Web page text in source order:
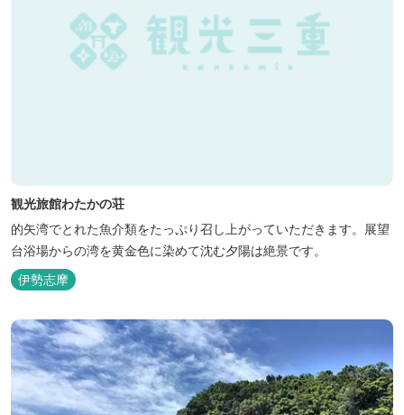
観光旅館わたかの荘
的矢湾でとれた魚介類をたっぷり召し上がっていただきます。展望
台浴場からの湾を黄金色に染めて沈む夕陽は絶景です。
伊勢志摩